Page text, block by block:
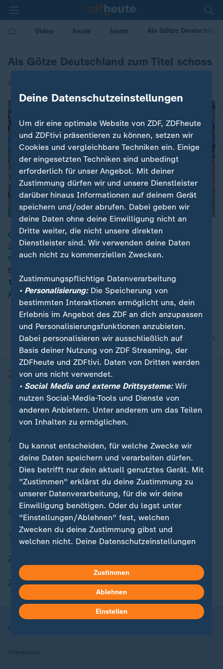
Video heute heute Als Götze
Als Götze Deutschland zum Titel schoss
13.07.2017 | 13:30
Gänsehaut pur - auch drei Jahre danach: Am 13. Juli
2014 trifft Mario Götze nach Flanke von André
Schürrle zum 1:0 gegen Argentinien - und schießt
Deutschland so zum WM-Titel. Ob Deutschland den
Titel verteidigen kann, sehen Sie nächstes Jahr live in
ARD und ZDF.
nach oben
Zuletzt veröffentlicht
Aktuelle Sendungs-Videos
ZDFheute Stories
Themen im Überblick
ZDFheute Apps
Nutzungsbedingungen
Impressum
Deine Datenschutzeinstellungen
Um dir eine optimale Website von ZDF, ZDFheute
und ZDFtivi präsentieren zu können, setzen wir
Cookies und vergleichbare Techniken ein. Einige
der eingesetzten Techniken sind unbedingt
erforderlich für unser Angebot. Mit deiner
Zustimmung dürfen wir und unsere Dienstleister
darüber hinaus Informationen auf deinem Gerät
speichern und/oder abrufen. Dabei geben wir
deine Daten ohne deine Einwilligung nicht an
Dritte weiter, die nicht unsere direkten
Dienstleister sind. Wir verwenden deine Daten
auch nicht zu kommerziellen Zwecken.
Zustimmungspflichtige Datenverarbeitung
• Personalisierung:Die Speicherung von
bestimmten Interaktionen ermöglicht uns, dein
Erlebnis im Angebot des ZDF an dich anzupassen
und Personalisierungsfunktionen anzubieten.
Dabei personalisieren wir ausschließlich auf
Basis deiner Nutzung von ZDF Streaming, der
ZDFheute und ZDFtivi. Daten von Dritten werden
von uns nicht verwendet.
• Social Media und externe Drittsysteme:Wir
nutzen Social-Media-Tools und Dienste von
anderen Anbietern. Unter anderem um das Teilen
von Inhalten zu ermöglichen.
Du kannst entscheiden, für welche Zwecke wir
deine Daten speichern und verarbeiten dürfen.
Dies betrifft nur dein aktuell genutztes Gerät. Mit
"Zustimmen" erklärst du deine Zustimmung zu
unserer Datenverarbeitung, für die wir deine
Einwilligung benötigen. Oder du legst unter
"Einstellungen/Ablehnen" fest, welchen
Zwecken du deine Zustimmung gibst und
welchen nicht. Deine Datenschutzeinstellungen
in deinen Einstellungen widerrufen oder ändern.
Hier findest du das Impressum.
Weitere Informationen findest du in unserer
Datenschutzerklärung.
Zustimmen
Ablehnen
Einstellen